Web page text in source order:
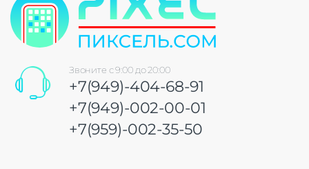
Звоните с 9:00 до 20:00
+7(949)-404-68-91
+7(949)-002-00-01
+7(959)-002-35-50